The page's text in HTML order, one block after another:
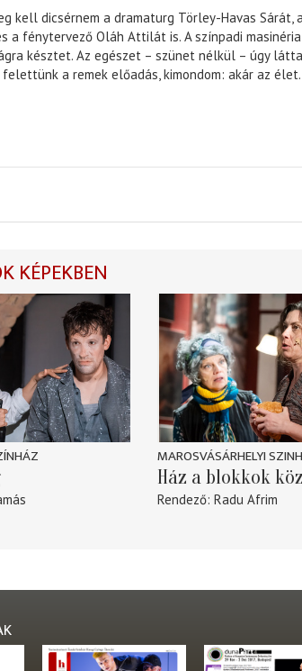
kell dicsérnem a dramaturg Törley-Havas Sárát,
a fénytervező Oláh Attilát is. A színpadi
késztet. Az egészet – szünet nélkül – úgy
a remek előadás, kimondom: akár az
KÉPEKBEN
MAROSVÁSÁRHELYI
Ház a blokkok
Rendező Radu Afrim